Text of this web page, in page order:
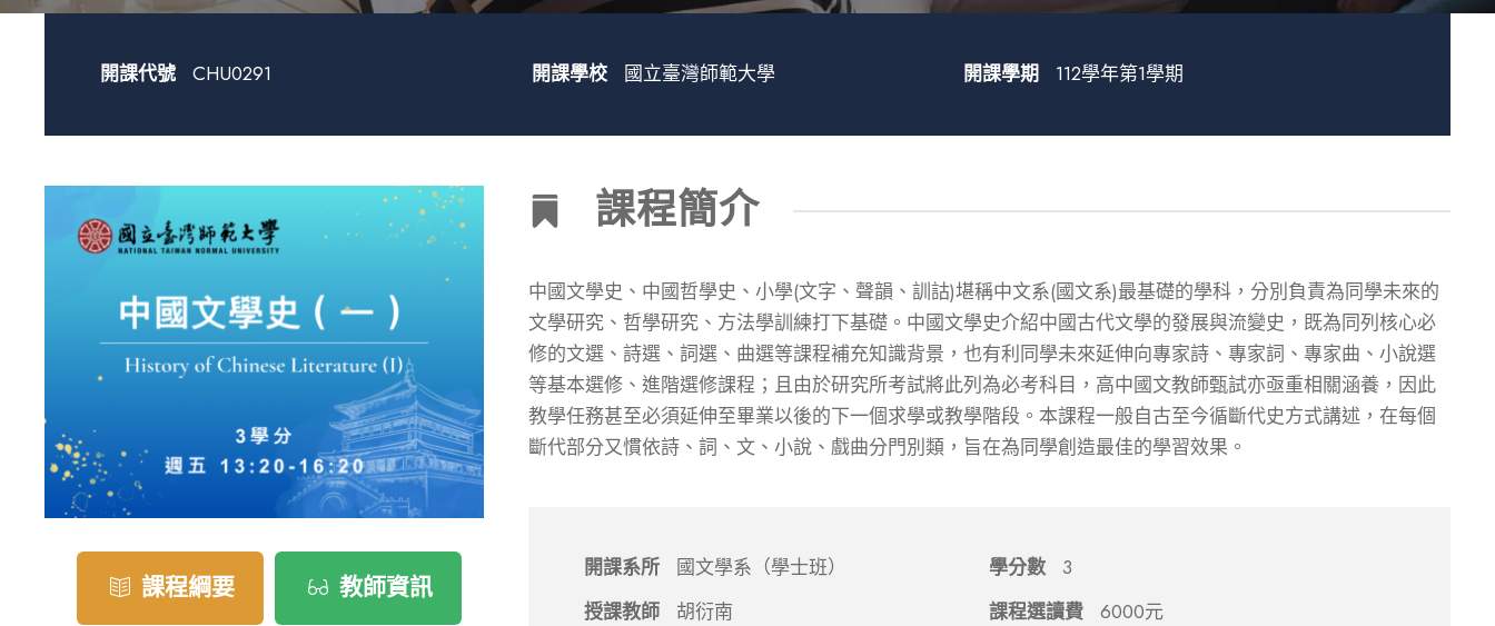
開課代號 CHU0291 開課學校 國立臺灣師範大學 開課學期 112學年第1學期
課程綱要 教師資訊
課程簡介
中國文學史、中國哲學史、小學(文字、聲韻、訓詁)堪稱中文系(國文系)最基礎的學科，分別負責為同學未來的
文學研究、哲學研究、方法學訓練打下基礎。中國文學史介紹中國古代文學的發展與流變史，既為同列核心必
修的文選、詩選、詞選、曲選等課程補充知識背景，也有利同學未來延伸向專家詩、專家詞、專家曲、小說選
等基本選修、進階選修課程；且由於研究所考試將此列為必考科目，高中國文教師甄試亦亟重相關涵養，因此
教學任務甚至必須延伸至畢業以後的下一個求學或教學階段。本課程一般自古至今循斷代史方式講述，在每個
斷代部分又慣依詩、詞、文、小說、戲曲分門別類，旨在為同學創造最佳的學習效果。
開課系所 國文學系（學士班） 學分數
3
授課教師
胡衍南 課程選讀費
6000元